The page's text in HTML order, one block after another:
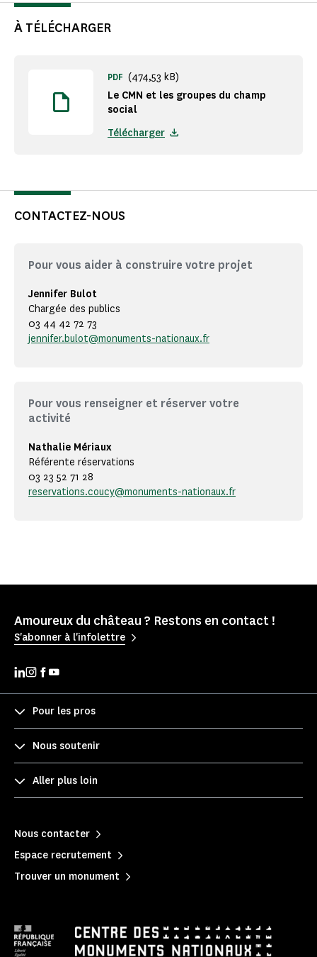
À TÉLÉCHARGER
Le CMN et les groupes du champ
social
PDF (474,53 kB)
Télécharger
CONTACTEZ-NOUS
Pour vous aider à construire votre projet
Jennifer Bulot
Chargée des publics
03 44 42 72 73
jennifer.bulot@monuments-nationaux.fr
Pour vous renseigner et réserver votre
activité
Nathalie Mériaux
Référente réservations
03 23 52 71 28
reservations.coucy@monuments-nationaux.fr
Amoureux du château ? Restons en contact !
S'abonner à l'infolettre
Pour les pros
Nous soutenir
Aller plus loin
Nous contacter
Espace recrutement
Trouver un monument